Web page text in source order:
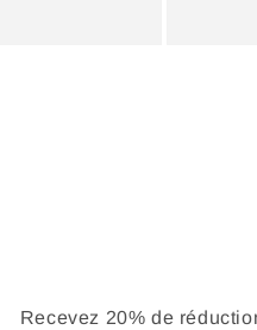
Recevez 20% de